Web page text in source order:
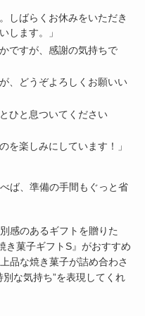
しばらくお休みをいただき
します。」
ですが、感謝の気持ちで
、どうぞよろしくお願いい
ひと息ついてください
を楽しみにしています！」
ば、準備の手間もぐっと省
感のあるギフトを贈りた
き菓子ギフトS』がおすすめ
品な焼き菓子が詰め合わさ
な気持ち”を表現してくれ